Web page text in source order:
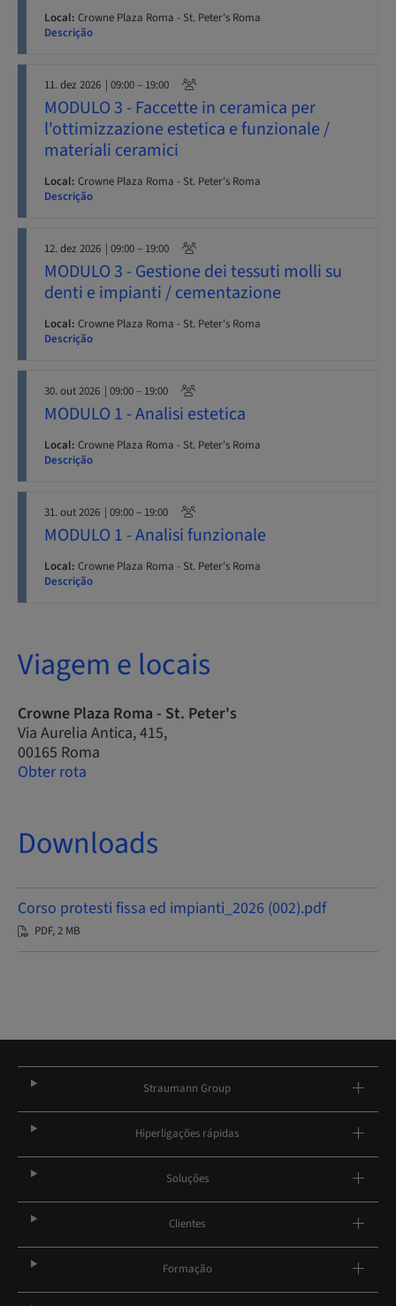
Local: Crowne Plaza Roma - St. Peter's Roma
Descrição
11. dez 2026 | 09:00 – 19:00
MODULO 3 - Faccette in ceramica per
l'ottimizzazione estetica e funzionale /
materiali ceramici
Local: Crowne Plaza Roma - St. Peter's Roma
Descrição
12. dez 2026 | 09:00 – 19:00
MODULO 3 - Gestione dei tessuti molli su
denti e impianti / cementazione
Local: Crowne Plaza Roma - St. Peter's Roma
Descrição
30. out 2026 | 09:00 – 19:00
MODULO 1 - Analisi estetica
Local: Crowne Plaza Roma - St. Peter's Roma
Descrição
31. out 2026 | 09:00 – 19:00
MODULO 1 - Analisi funzionale
Local: Crowne Plaza Roma - St. Peter's Roma
Descrição
Viagem e locais
Crowne Plaza Roma - St. Peter's
Via Aurelia Antica, 415,
00165 Roma
Obter rota
Downloads
Corso protesti fissa ed impianti_2026 (002).pdf
PDF, 2 MB
Straumann Group
Hiperligações rápidas
Soluções
Clientes
Formação